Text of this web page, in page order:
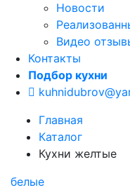
Новости
Видео
Контакты
Подбор кухни
Главная
Каталог
Кухни желтые
белые